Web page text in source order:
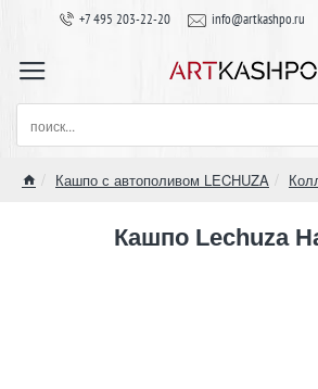
+7 495 203-22-20 info@artkashpo.ru
поиск...
Кашпо с автополивом LECHUZA
Кашпо Lechuza